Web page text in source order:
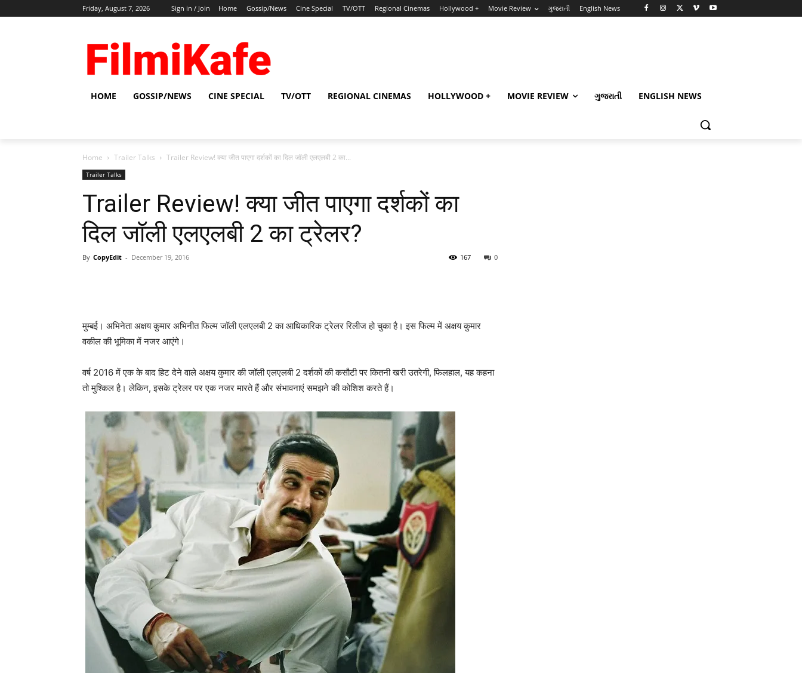
Friday, August 7, 2026 Sign in / Join Home Gossip/News Cine Special TV/OTT Regional Cinemas Hollywood + Movie Review ગુજરાતી English News
HOME GOSSIP/NEWS CINE SPECIAL TV/OTT REGIONAL CINEMAS HOLLYWOOD + MOVIE REVIEW ગુજરાતી ENGLISH NEWS
Home Trailer Talks Trailer Review! क्‍या जीत पाएगा दर्शकों का दिल जॉली एलएलबी 2 का...
Trailer Talks
Trailer Review! क्‍या जीत पाएगा दर्शकों का
दिल जॉली एलएलबी 2 का ट्रेलर?
By CopyEdit - December 19, 2016 0
167
मुम्‍बई। अभिनेता अक्षय कुमार अभिनीत फिल्‍म जॉली एलएलबी 2 का आधिकारिक ट्रेलर रिलीज हो चुका है। इस फिल्‍म में अक्षय कुमार
वकील की भूमिका में नजर आएंगे।
वर्ष 2016 में एक के बाद हिट देने वाले अक्षय कुमार की जॉली एलएलबी 2 दर्शकों की कसौटी पर कितनी खरी उतरेगी, फिलहाल, यह कहना
तो मुश्‍किल है। लेकिन, इसके ट्रेलर पर एक नजर मारते हैं और संभावनाएं समझने की कोशिश करते हैं।